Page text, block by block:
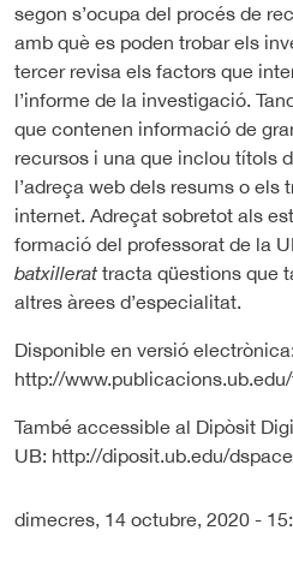
segon s’ocupa del procés de
amb què es poden trobar els
tercer revisa els factors que
l’informe de la investigació.
que contenen informació de
recursos i una que inclou títols
l’adreça web dels resums o els
internet. Adreçat sobretot als
formació del professorat de la
batxillerat tracta qüestions que
altres àrees d’especialitat.
Disponible en versió electrònica:
http://
També accessible al Dipòsit
UB: http://diposit.ub.edu/
dimecres, 14 octubre, 2020 -